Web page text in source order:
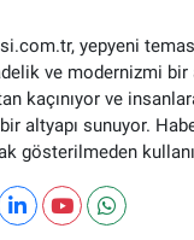
yepyeni
ve modernizmi bir
kaçınıyor ve
altyapı sunuyor.
gösterilmeden